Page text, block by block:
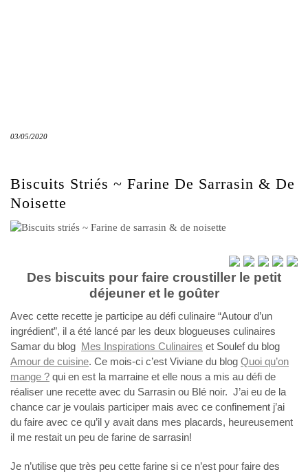
03/05/2020
Biscuits Striés ~ Farine De Sarrasin & De
Noisette
Des biscuits pour faire croustiller le petit
déjeuner et le goûter
Avec cette recette je participe au défi culinaire “Autour d’un
ingrédient”, il a été lancé par les deux blogueuses culinaires
Samar du blog Mes Inspirations Culinaires et Soulef du blog
Amour de cuisine. Ce mois-ci c’est Viviane du blog Quoi qu’on
mange ? qui en est la marraine et elle nous a mis au défi de
réaliser une recette avec du Sarrasin ou Blé noir. J’ai eu de la
chance car je voulais participer mais avec ce confinement j’ai
du faire avec ce qu’il y avait dans mes placards, heureusement
il me restait un peu de farine de sarrasin!
Je n’utilise que très peu cette farine si ce n’est pour faire des